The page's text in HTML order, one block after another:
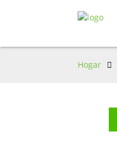
Hogar